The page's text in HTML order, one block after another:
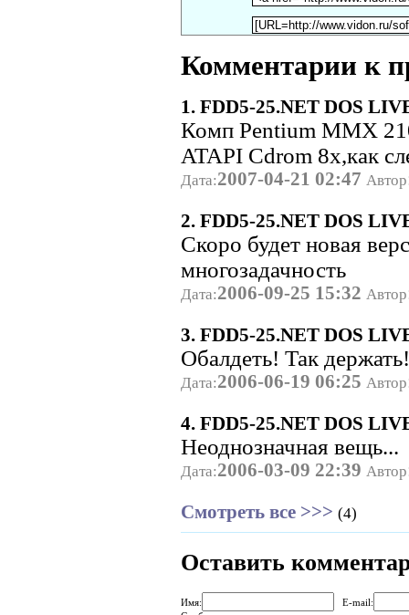
Комментарии к
1. FDD5-25.NET DOS
Комп Pentium MMX
ATAPI Cdrom 8x,как
Дата:2007-04-21 02:47 Автор
2. FDD5-25.NET DOS
Скоро будет новая
многозадачность
Дата:2006-09-25 15:32 Автор
3. FDD5-25.NET DOS
Обалдеть! Так
Дата:2006-06-19 06:25 Автор
4. FDD5-25.NET DOS
Неоднозначная вещь...
Дата:2006-03-09 22:39 Автор
Смотреть все >>> (4)
Оставить
Имя:
E-mail: